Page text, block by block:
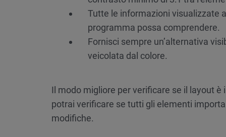
Tutte le informazioni visualizzate
programma possa comprendere.
Fornisci sempre un’alternativa
veicolata dal colore.
Il modo migliore per verificare se il layout
potrai verificare se tutti gli elementi
modifiche.